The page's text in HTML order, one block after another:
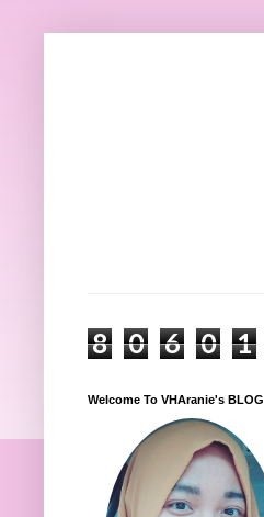
8 0 6 0 1
Welcome To VHAranie's BLOG